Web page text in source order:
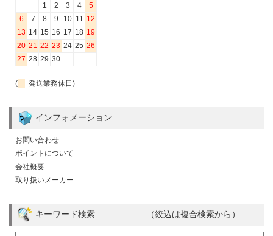
1
2 3 4
5
6
7 8 9 10 11 12
13 14 15 16 17 18 19
20 21 22 23 24 25 26
27 28 29 30
( 発送業務休日)
インフォメーション
お問い合わせ
ポイントについて
会社概要
取り扱いメーカー
キーワード検索 （絞込は複合検索から）